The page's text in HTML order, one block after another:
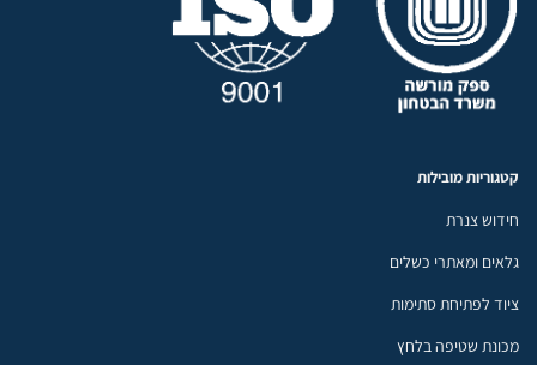
קטגוריות מובילות
חידוש צנרת
גלאים ומאתרי כשלים
ציוד לפתיחת סתימות
מכונת שטיפה בלחץ